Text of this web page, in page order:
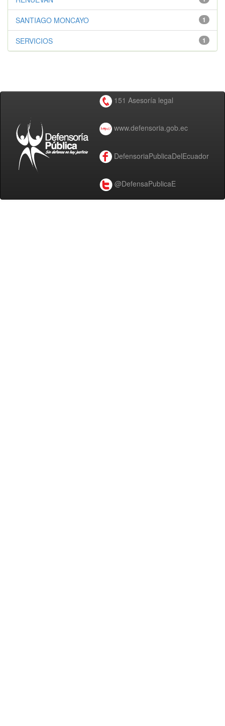
1
SANTIAGO MONCAYO
1
SERVICIOS
151 Asesoría legal
www.defensoria.gob.ec
DefensoriaPublicaDelEcuador
@DefensaPublicaE